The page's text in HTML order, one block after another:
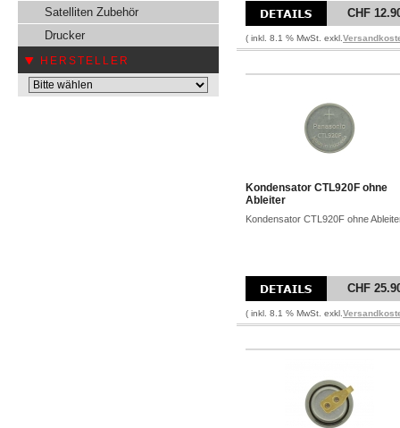
Satelliten Zubehör
Drucker
HERSTELLER
CHF
( inkl. 8.1 % MwSt. exkl.
Kondensator CTL920F ohne
Ableiter
Kondensator CTL920F ohne
CHF
( inkl. 8.1 % MwSt. exkl.